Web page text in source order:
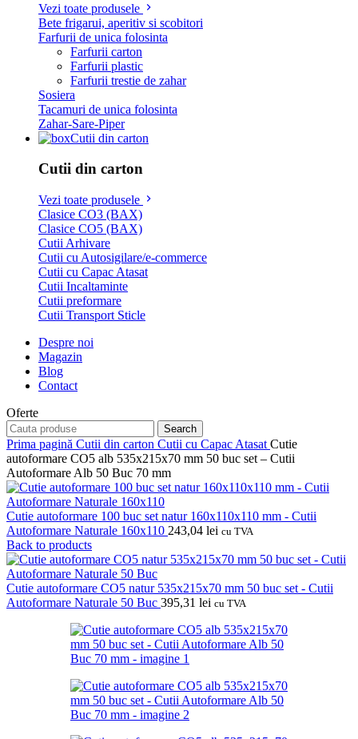
Vezi toate produsele
Bete frigarui, aperitiv si scobitori
Farfurii de unica folosinta
Farfurii carton
Farfurii plastic
Farfurii trestie de zahar
Sosiera
Tacamuri de unica folosinta
Zahar-Sare-Piper
Cutii din carton
Cutii din carton
Vezi toate produsele
Clasice CO3 (BAX)
Clasice CO5 (BAX)
Cutii Arhivare
Cutii cu Autosigilare/e-commerce
Cutii cu Capac Atasat
Cutii Incaltaminte
Cutii preformare
Cutii Transport Sticle
Despre noi
Magazin
Blog
Contact
Oferte
Search
Prima pagină Cutii din carton Cutii cu Capac Atasat Cutie
autoformare CO5 alb 535x215x70 mm 50 buc set – Cutii
Autoformare Alb 50 Buc 70 mm
Cutie autoformare 100 buc set natur 160x110x110 mm - Cutii
Autoformare Naturale 160x110 243,04 lei cu TVA
Back to products
Cutie autoformare CO5 natur 535x215x70 mm 50 buc set - Cutii
Autoformare Naturale 50 Buc 395,31 lei cu TVA